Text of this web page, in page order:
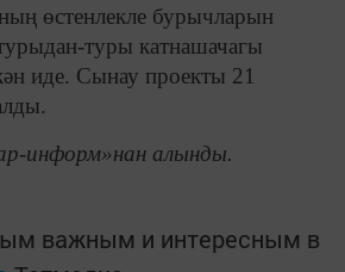
өстенлекле бурычларын
туры катнашачагы
иде. Сынау проекты 21
информ»нан алынды.
важным и интересным в